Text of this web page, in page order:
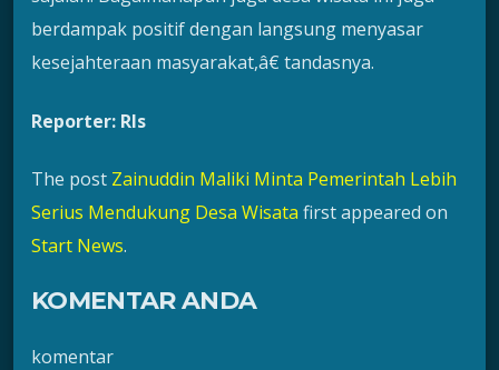
berdampak positif dengan langsung menyasar
kesejahteraan masyarakat,â€ tandasnya.
Reporter: Rls
The post Zainuddin Maliki Minta Pemerintah Lebih
Serius Mendukung Desa Wisata first appeared on
Start News.
KOMENTAR ANDA
komentar